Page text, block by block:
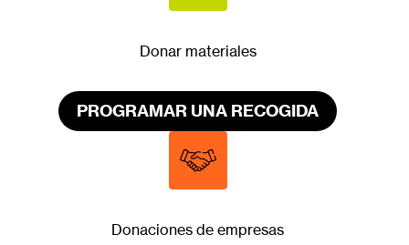
Donar materiales
PROGRAMAR UNA RECOGIDA
Donaciones de empresas